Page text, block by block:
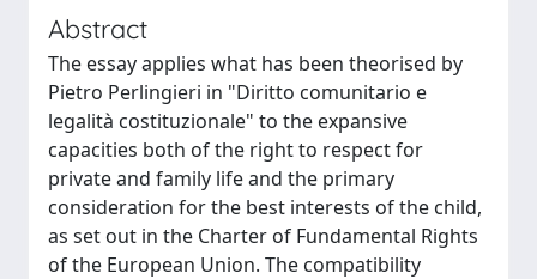
Abstract
The essay applies what has been theorised by
Pietro Perlingieri in "Diritto comunitario e
legalità costituzionale" to the expansive
capacities both of the right to respect for
private and family life and the primary
consideration for the best interests of the child,
as set out in the Charter of Fundamental Rights
of the European Union. The compatibility